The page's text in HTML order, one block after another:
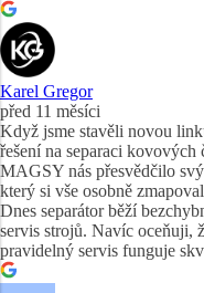
Karel Gregor
před 11 měsíci
Když jsme stavěli novou
řešení na separaci
MAGSY nás přesvědčilo
který si vše osobně
Dnes separátor běží
servis strojů. Navíc oceňuji,
pravidelný servis funguje